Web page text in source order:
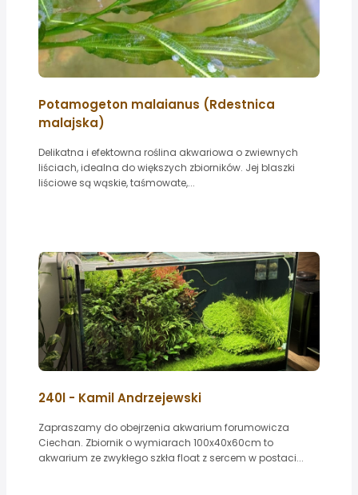
Potamogeton malaianus (Rdestnica
malajska)
Delikatna i efektowna roślina akwariowa o zwiewnych
liściach, idealna do większych zbiorników. Jej blaszki
liściowe są wąskie, taśmowate,...
240l - Kamil Andrzejewski
Zapraszamy do obejrzenia akwarium forumowicza
Ciechan. Zbiornik o wymiarach 100x40x60cm to
akwarium ze zwykłego szkła float z sercem w postaci...